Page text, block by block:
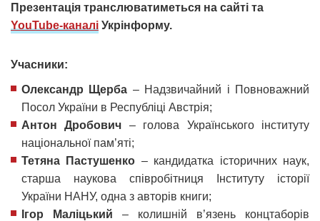
Презентація транслюватиметься на сайті та
YouTube-каналі Укрінформу.
Учасники:
Олександр Щерба – Надзвичайний і Повноважний
Посол України в Республіці Австрія;
Антон Дробович – голова Українського інституту
національної пам’яті;
Тетяна Пастушенко – кандидатка історичних наук,
старша наукова співробітниця Інституту історії
України НАНУ, одна з авторів книги;
Ігор Маліцький – колишній в’язень концтаборів